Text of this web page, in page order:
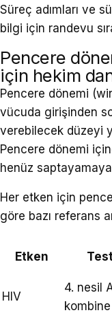
Süreç adımları ve
bilgi için randevu
Pencere
için hekim
Pencere dönemi
vücuda girişinden
verebilecek düzeyi
Pencere dönemi
henüz
Her etken için
göre bazı referans
Etken
HIV
4. nesil
kombine